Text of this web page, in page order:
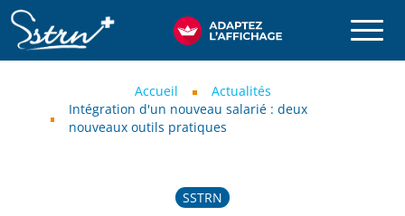
Aller au contenu principal
SSTRN
Accueil
Actualités
Intégration d'un nouveau salarié : deux
nouveaux outils pratiques
SSTRN